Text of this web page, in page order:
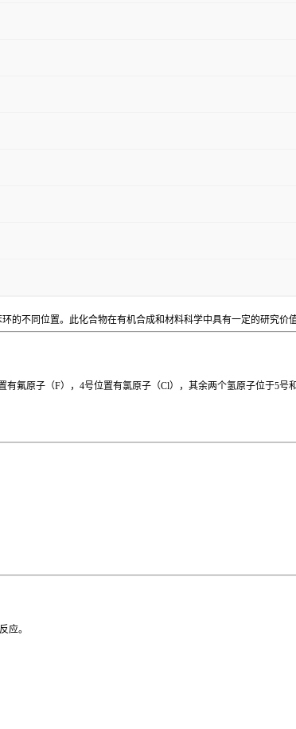
的不同位置。此化合物在有机合成和材料科学中具有一定的研究价
氟原子（F），4号位置有氯原子（Cl），其余两个氢原子位于5号和
应。